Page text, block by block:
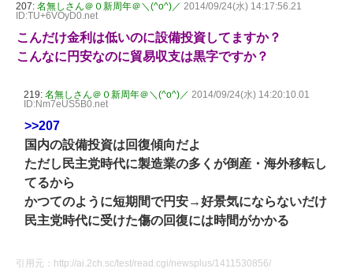
207: 名無しさん＠０新周年＠＼(^o^)／ 2014/09/24(水) 14:17:56.21
ID:TU+6VOyD0.net
こんだけ金利は低いのに設備投資してますか？
こんなに円安なのに貿易収支は黒字ですか？
219: 名無しさん＠０新周年＠＼(^o^)／ 2014/09/24(水) 14:20:10.01
ID:Nm7eUS5B0.net
>>207
国内の設備投資は回復傾向だよ
ただし民主党時代に製造業の多くが倒産・海外移転し
てるから
かつてのように短期間で円安→好景気にならないだけ
民主党時代に受けた傷の回復には時間がかかる
引用元：http://ai.2ch.sc/test/read.cgi/newsplus/1411530856/